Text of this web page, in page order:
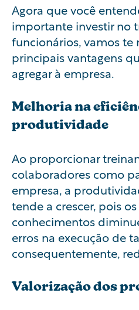
Agora que você
importante investir no
funcionários, vamos te
principais vantagens
agregar à empresa.
Melhoria na
produtividade
Ao proporcionar
colaboradores como
empresa, a
tende a crescer, pois
conhecimentos
erros na execução de
consequentemente,
Valorização dos